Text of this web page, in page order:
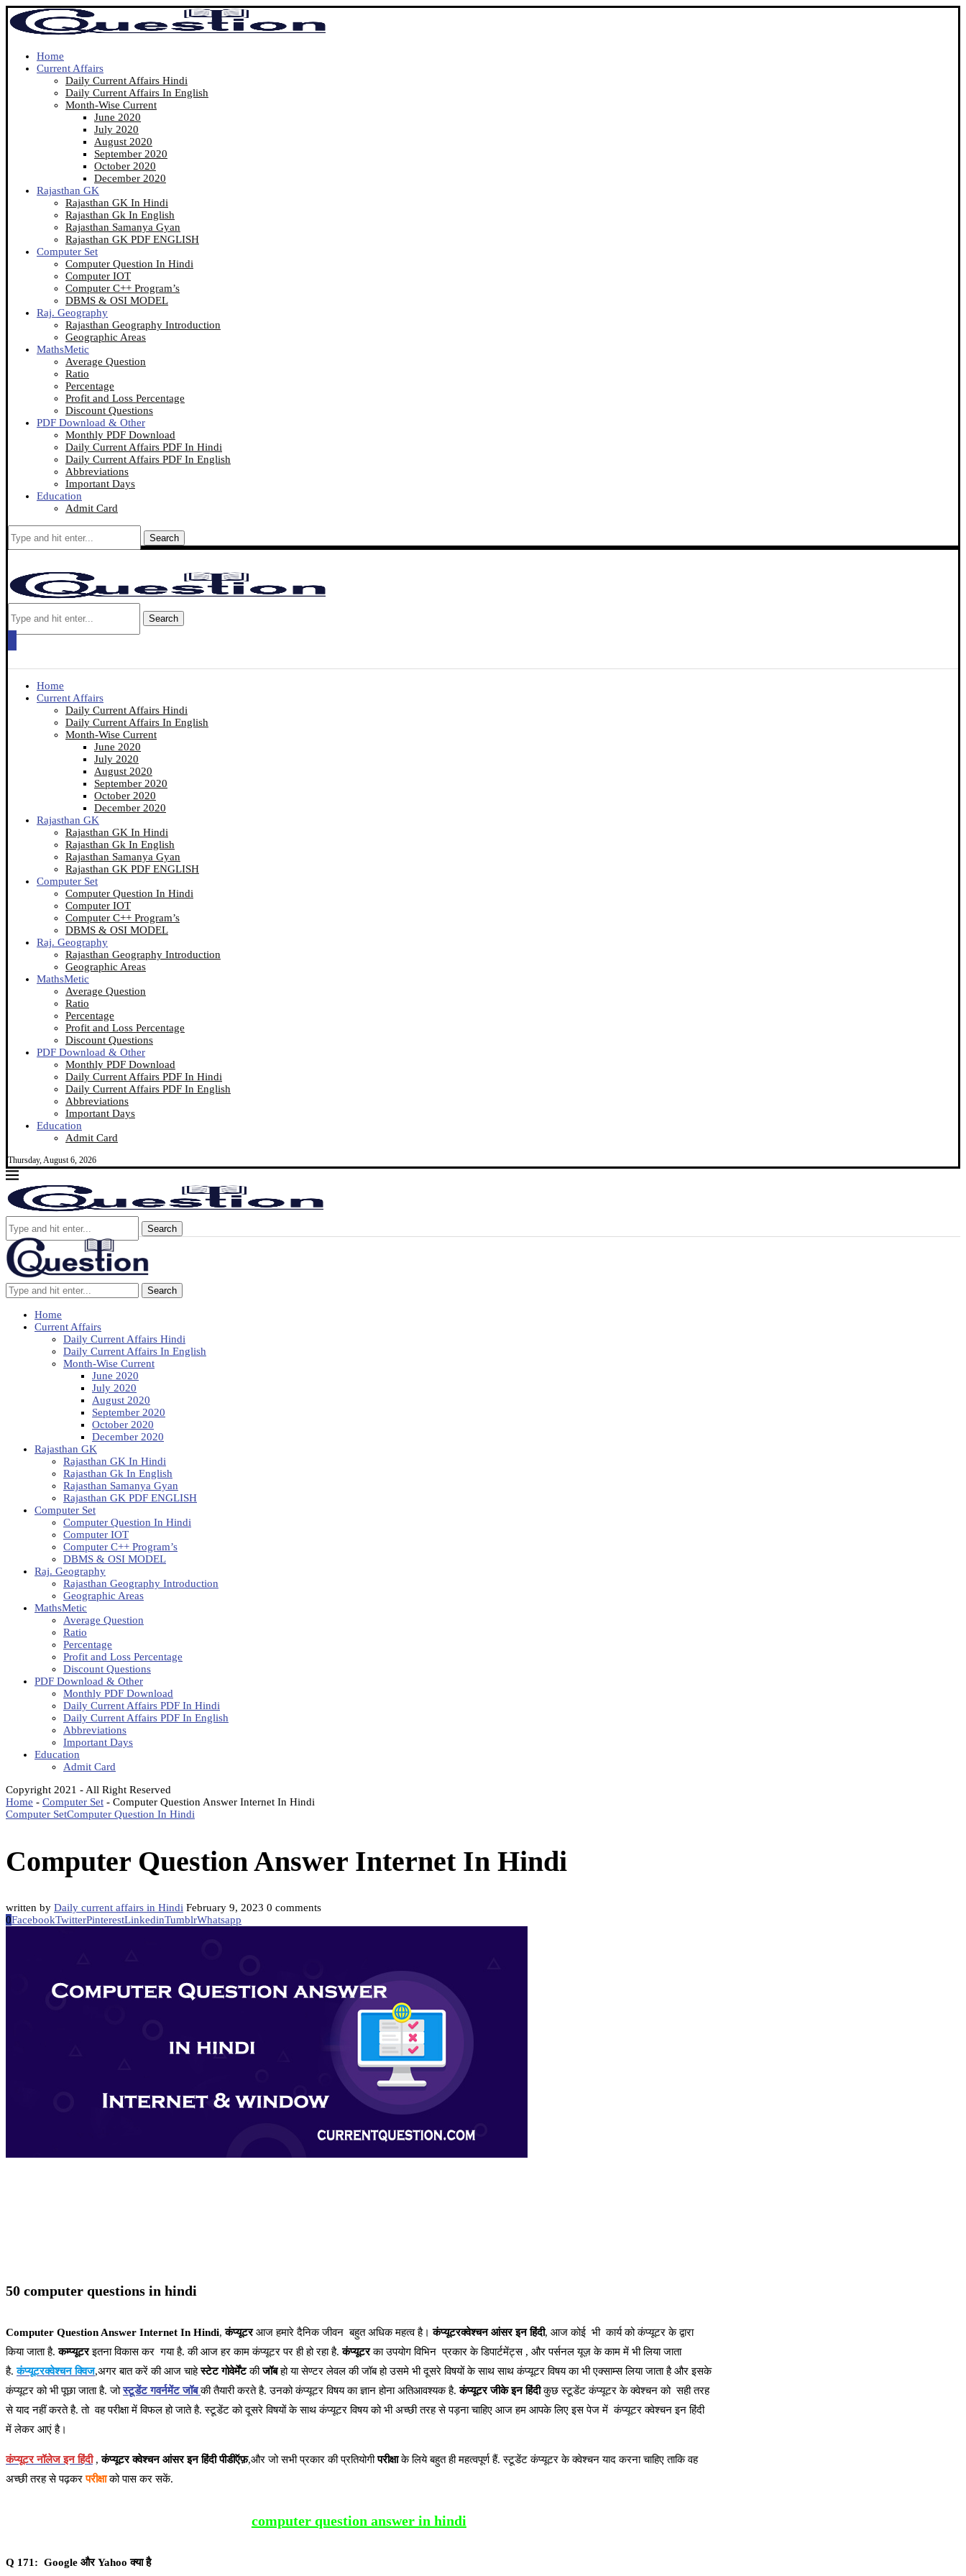
Home
Current Affairs
Daily Current Affairs Hindi
Daily Current Affairs In English
Month-Wise Current
June 2020
July 2020
August 2020
September 2020
October 2020
December 2020
Rajasthan GK
Rajasthan GK In Hindi
Rajasthan Gk In English
Rajasthan Samanya Gyan
Rajasthan GK PDF ENGLISH
Computer Set
Computer Question In Hindi
Computer IOT
Computer C++ Program’s
DBMS & OSI MODEL
Raj. Geography
Rajasthan Geography Introduction
Geographic Areas
MathsMetic
Average Question
Ratio
Percentage
Profit and Loss Percentage
Discount Questions
PDF Download & Other
Monthly PDF Download
Daily Current Affairs PDF In Hindi
Daily Current Affairs PDF In English
Abbreviations
Important Days
Education
Admit Card
Search
Search
Home
Current Affairs
Daily Current Affairs Hindi
Daily Current Affairs In English
Month-Wise Current
June 2020
July 2020
August 2020
September 2020
October 2020
December 2020
Rajasthan GK
Rajasthan GK In Hindi
Rajasthan Gk In English
Rajasthan Samanya Gyan
Rajasthan GK PDF ENGLISH
Computer Set
Computer Question In Hindi
Computer IOT
Computer C++ Program’s
DBMS & OSI MODEL
Raj. Geography
Rajasthan Geography Introduction
Geographic Areas
MathsMetic
Average Question
Ratio
Percentage
Profit and Loss Percentage
Discount Questions
PDF Download & Other
Monthly PDF Download
Daily Current Affairs PDF In Hindi
Daily Current Affairs PDF In English
Abbreviations
Important Days
Education
Admit Card
Thursday, August 6, 2026
Search
Search
Home
Current Affairs
Daily Current Affairs Hindi
Daily Current Affairs In English
Month-Wise Current
June 2020
July 2020
August 2020
September 2020
October 2020
December 2020
Rajasthan GK
Rajasthan GK In Hindi
Rajasthan Gk In English
Rajasthan Samanya Gyan
Rajasthan GK PDF ENGLISH
Computer Set
Computer Question In Hindi
Computer IOT
Computer C++ Program’s
DBMS & OSI MODEL
Raj. Geography
Rajasthan Geography Introduction
Geographic Areas
MathsMetic
Average Question
Ratio
Percentage
Profit and Loss Percentage
Discount Questions
PDF Download & Other
Monthly PDF Download
Daily Current Affairs PDF In Hindi
Daily Current Affairs PDF In English
Abbreviations
Important Days
Education
Admit Card
Copyright 2021 - All Right Reserved
Home - Computer Set - Computer Question Answer Internet In Hindi
Computer SetComputer Question In Hindi
Computer Question Answer Internet In Hindi
written by Daily current affairs in Hindi February 9, 2023 0 comments
0FacebookTwitterPinterestLinkedinTumblrWhatsapp
50 computer questions in hindi
Computer Question Answer Internet In Hindi,कंप्यूटरआज हमारे दैनिक जीवन बहुत अधिक महत्व है। कंप्यूटरक्वेश्चन आंसर इन हिंदी, आज कोई भी कार्य को कंप्यूटर के द्वारा
किया जाता है.कम्प्यूटरइतना विकास कर गया है. की आज हर काम कंप्यूटर पर ही हो रहा है.कंप्यूटरका उपयोग विभिन प्रकार के डिपार्टमेंट्स , और पर्सनल यूज़ के काम में भी लिया जाता
है.कंप्यूटरक्वेश्चन क्विज,अगर बात करें की आज चाहेस्टेट गोवेर्मेंटकीजॉबहो या सेण्टर लेवल की जॉब हो उसमे भी दूसरे विषयों के साथ साथ कंप्यूटर विषय का भी एक्साम्स लिया जाता है और इसके
कंप्यूटर को भी पूछा जाता है. जोस्टूडेंट गवर्नमेंट जॉब की तैयारी करते है. उनको कंप्यूटर विषय का ज्ञान होना अतिआवश्यक है. कंप्यूटर जीके इन हिंदीकुछ स्टूडेंट कंप्यूटर के क्वेश्चन को सही तरह
से याद नहीं करते है. तो वह परीक्षा में विफल हो जाते है. स्टूडेंट को दूसरे विषयों के साथ कंप्यूटर विषय को भी अच्छी तरह से पड़ना चाहिए आज हम आपके लिए इस पेज में कंप्यूटर क्वेश्चन इन हिंदी
में लेकर आएं है।
कंप्यूटर नॉलेज इन हिंदी,कंप्यूटर क्वेश्चन आंसर इन हिंदी पीडीऍफ़,और जो सभी प्रकार की प्रतियोगीपरीक्षाके लिये बहुत ही महत्वपूर्ण हैं. स्टूडेंट कंप्यूटर के क्वेश्चन याद करना चाहिए ताकि वह
अच्छी तरह से पढ़करपरीक्षा को पास कर सकें.
computer question answer in hindi
Q 171: Google और Yahoo क्या है